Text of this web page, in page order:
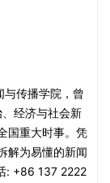
传播学院，曾
经济与社会新
国重大时事。凭
解为易懂的新闻
: +86 137 2222